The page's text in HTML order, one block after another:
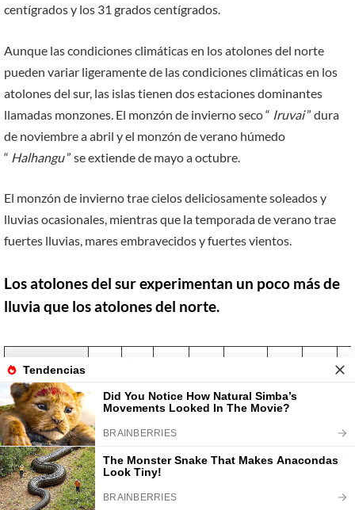
centígrados y los 31 grados centígrados.
Aunque las condiciones climáticas en los atolones del norte
pueden variar ligeramente de las condiciones climáticas en los
atolones del sur, las islas tienen dos estaciones dominantes
llamadas monzones. El monzón de invierno seco “ Iruvai” dura
de noviembre a abril y el monzón de verano húmedo
“ Halhangu” se extiende de mayo a octubre.
El monzón de invierno trae cielos deliciosamente soleados y
lluvias ocasionales, mientras que la temporada de verano trae
fuertes lluvias, mares embravecidos y fuertes vientos.
Los atolones del sur experimentan un poco más de
lluvia que los atolones del norte.
°C bajo 25 25 26 26 26 26
Alto °C 30
Precipitación
(mm)
90 70 80 130 210 185 160